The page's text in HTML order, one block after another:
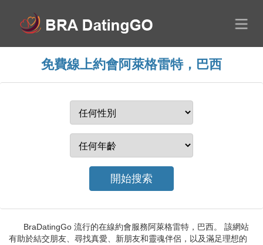
免費線上約會阿萊格雷特，巴西
BraDatingGo 流行的在線約會服務阿萊格雷特，巴西。 該網站
有助於結交朋友、尋找真愛、新朋友和靈魂伴侶，以及滿足理想的